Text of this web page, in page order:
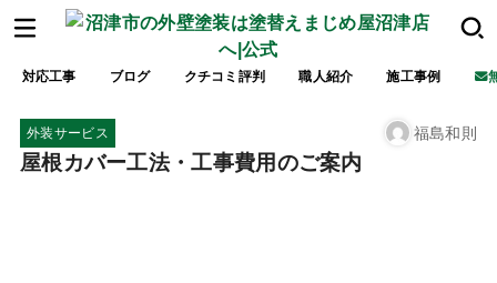
対応工事 ブログ クチコミ評判 職人紹介 施工事例
外装サービス 福島和則
屋根カバー工法・工事費用のご案内